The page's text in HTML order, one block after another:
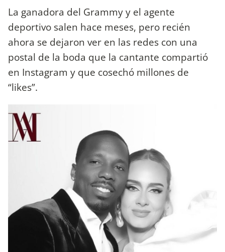
La ganadora del Grammy y el agente
deportivo salen hace meses, pero recién
ahora se dejaron ver en las redes con una
postal de la boda que la cantante compartió
en Instagram y que cosechó millones de
“likes”.